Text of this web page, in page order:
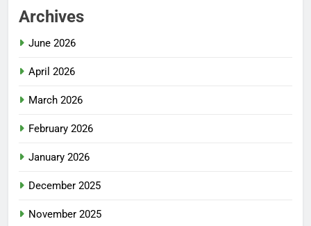
Archives
June 2026
April 2026
March 2026
February 2026
January 2026
December 2025
November 2025